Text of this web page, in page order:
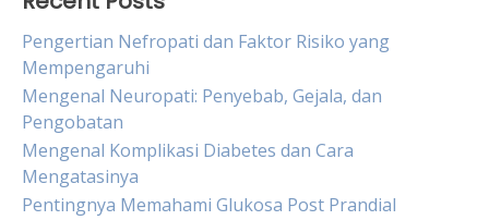
Pengertian Nefropati dan Faktor Risiko yang
Mempengaruhi
Mengenal Neuropati: Penyebab, Gejala, dan
Pengobatan
Mengenal Komplikasi Diabetes dan Cara
Mengatasinya
Pentingnya Memahami Glukosa Post Prandial